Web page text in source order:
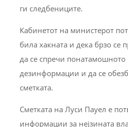
ги следбениците.
Кабинетот на министерот
била хакната и дека брзо се
да се спречи
дезинформации и да се
сметката.
Сметката на Луси Пауел е
информации за нејзината